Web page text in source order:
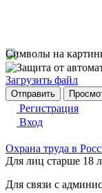
Символы на
Загрузить файл
Регистрация
Вход
Охрана труда в
Для лиц старше 18
Для связи с